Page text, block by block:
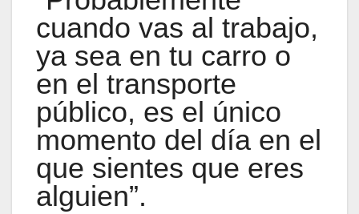
cuando vas al trabajo,
ya sea en tu carro o
en el transporte
público, es el único
momento del día en el
que sientes que eres
alguien”.